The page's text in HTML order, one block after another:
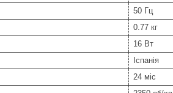
50 Гц
0.77 кг
16 Вт
Іспанія
24 міс